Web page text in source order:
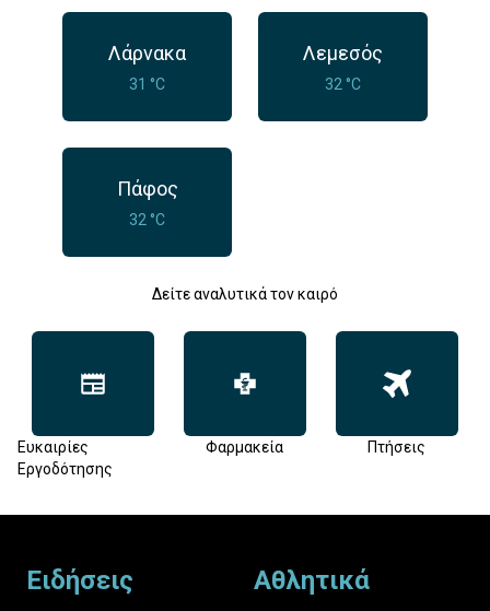
Λάρνακα
31 °C
Λεμεσός
32 °C
Πάφος
32 °C
Δείτε αναλυτικά τον καιρό
Ευκαιρίες
Εργοδότησης
Φαρμακεία Πτήσεις
Ειδήσεις Αθλητικά